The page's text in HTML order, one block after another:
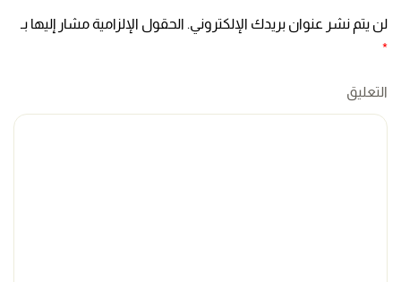
لن يتم نشر عنوان بريدك الإلكتروني. الحقول الإلزامية مشار إليها بـ
*
التعليق